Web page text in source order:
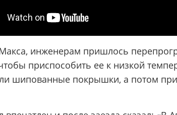
инженерам пришлось
приспособить ее к низкой
шипованные покрышки, а потом